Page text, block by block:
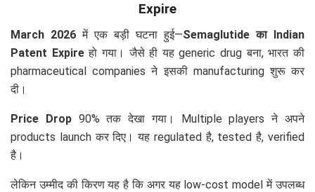
Expire
March 2026 में एक बड़ी घटना हुई—Semaglutide का Indian
Patent Expireहो गया। जैसे ही यह generic drug बना, भारत की
pharmaceutical companies ने इसकी manufacturing शुरू कर
दी।
Price Drop90% तक देखा गया। Multiple players ने अपने
products launch कर दिए। यह regulated है, tested है, verified
है।
लेकिन उम्मीद की किरण यह है कि अगर यह low-cost model में उपलब्ध